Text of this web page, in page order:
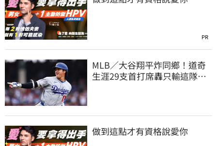
PR
MLB／大谷翔平炸同鄉！道奇
生涯29支首打席轟只輸這隊
做到這點才有資格說愛你